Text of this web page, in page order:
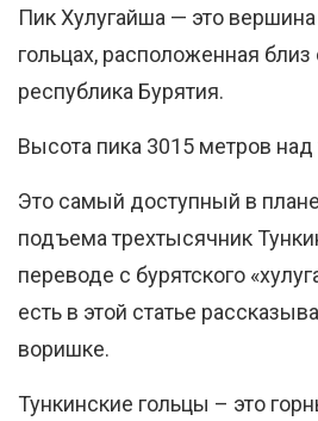
Пик Хулугайша — это
гольцах, расположенная
республика Бурятия.
Высота пика 3015 метров
Это самый доступный в
подъема трехтысячник
переводе с бурятского
есть в этой статье
воришке.
Тункинские гольцы – это